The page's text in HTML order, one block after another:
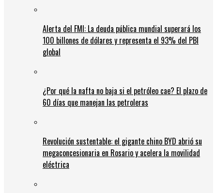
Alerta del FMI: La deuda pública mundial superará los
100 billones de dólares y representa el 93% del PBI
global
¿Por qué la nafta no baja si el petróleo cae? El plazo de
60 días que manejan las petroleras
Revolución sustentable: el gigante chino BYD abrió su
megaconcesionaria en Rosario y acelera la movilidad
eléctrica